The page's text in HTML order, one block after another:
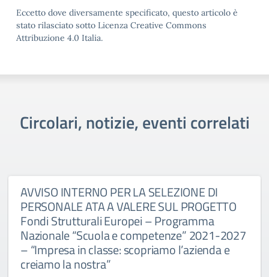
Eccetto dove diversamente specificato, questo articolo è
stato rilasciato sotto Licenza Creative Commons
Attribuzione 4.0 Italia.
Circolari, notizie, eventi correlati
AVVISO INTERNO PER LA SELEZIONE DI
PERSONALE ATA A VALERE SUL PROGETTO
Fondi Strutturali Europei – Programma
Nazionale “Scuola e competenze” 2021-2027
– “Impresa in classe: scopriamo l’azienda e
creiamo la nostra”